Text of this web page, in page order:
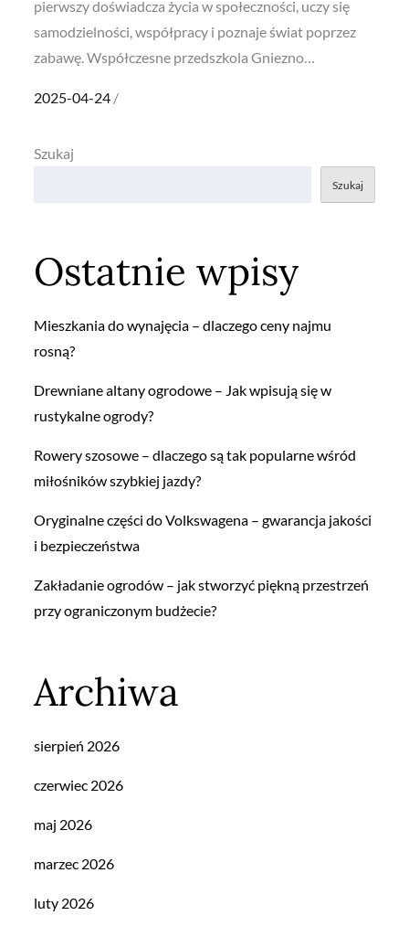
pierwszy doświadcza życia w społeczności, uczy się
samodzielności, współpracy i poznaje świat poprzez
zabawę. Współczesne przedszkola Gniezno…
Posted
2025-04-24
Szukaj
Szukaj
Ostatnie wpisy
Mieszkania do wynajęcia – dlaczego ceny najmu
rosną?
Drewniane altany ogrodowe – Jak wpisują się w
rustykalne ogrody?
Rowery szosowe – dlaczego są tak popularne wśród
miłośników szybkiej jazdy?
Oryginalne części do Volkswagena – gwarancja jakości
i bezpieczeństwa
Zakładanie ogrodów – jak stworzyć piękną przestrzeń
przy ograniczonym budżecie?
Archiwa
sierpień 2026
czerwiec 2026
maj 2026
marzec 2026
luty 2026